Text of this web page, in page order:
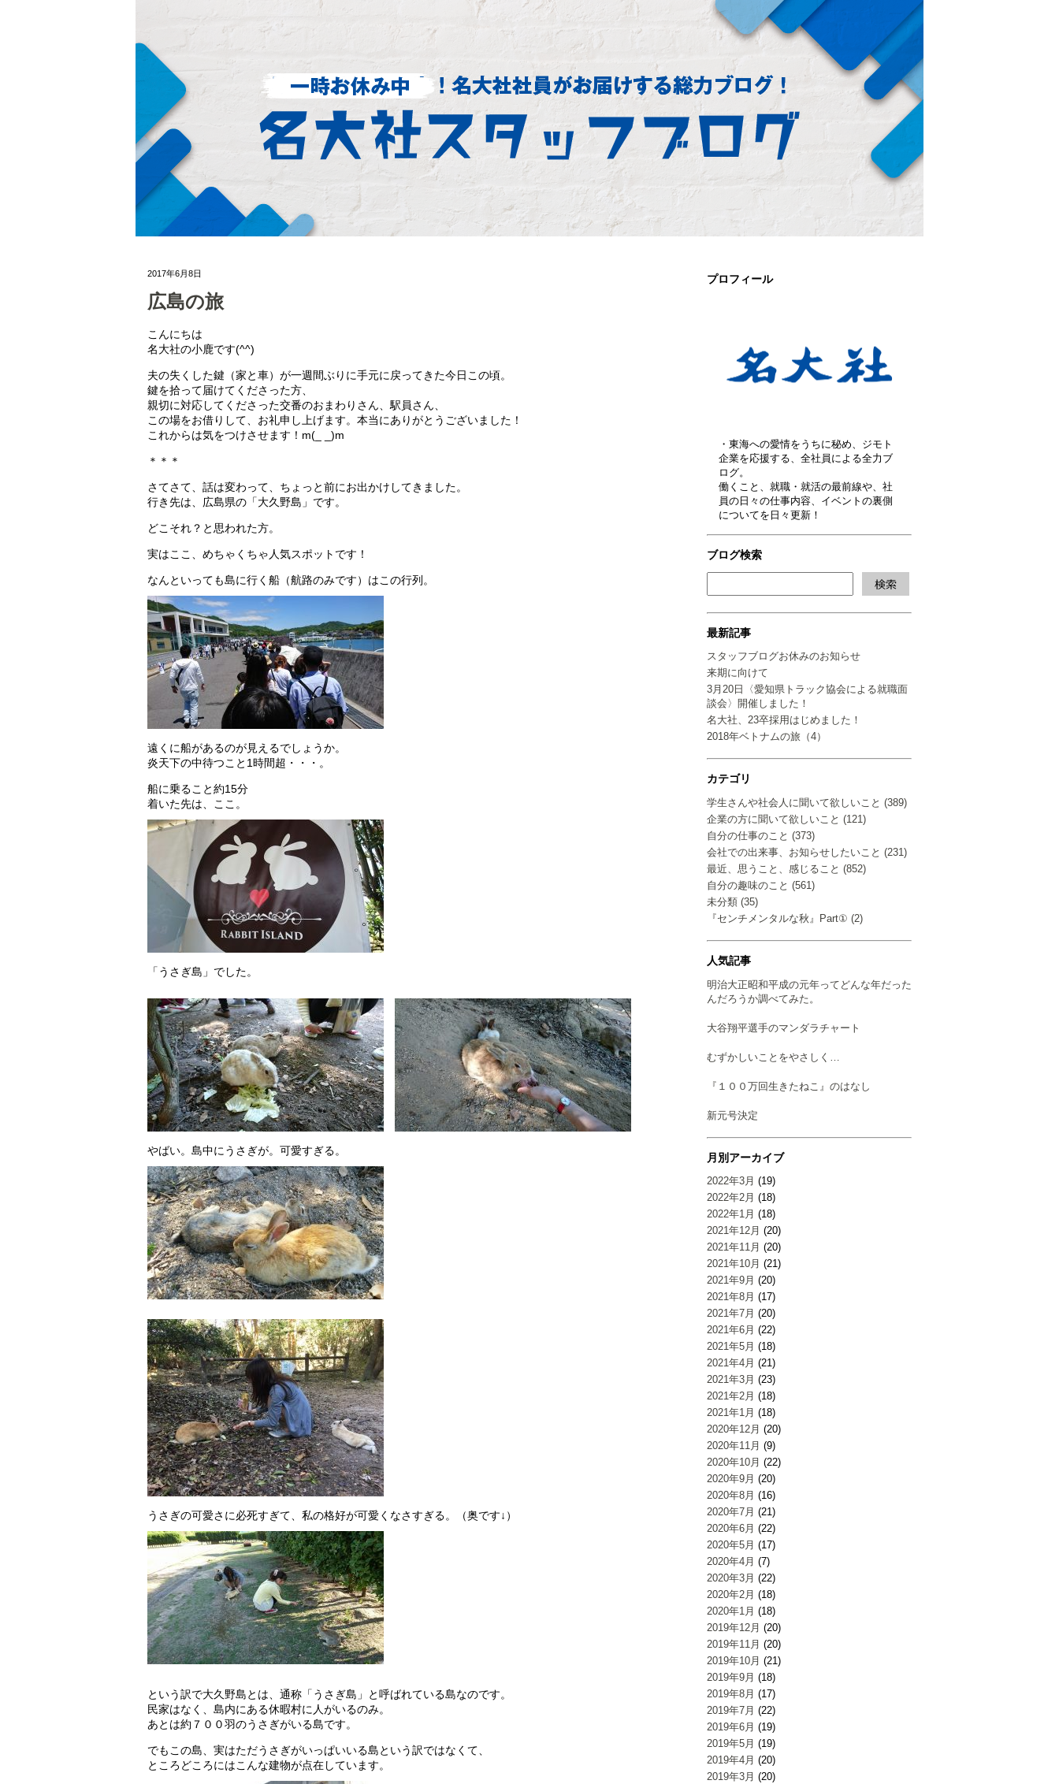
プロフィール
・東海への愛情をうちに秘め、ジモト
企業を応援する、全社員による全力ブ
ログ。
働くこと、就職・就活の最前線や、社
員の日々の仕事内容、イベントの裏側
についてを日々更新！
ブログ検索
最新記事
スタッフブログお休みのお知らせ
来期に向けて
3月20日〈愛知県トラック協会による就職面
談会〉開催しました！
名大社、23卒採用はじめました！
2018年ベトナムの旅（4）
カテゴリ
学生さんや社会人に聞いて欲しいこと (389)
企業の方に聞いて欲しいこと (121)
自分の仕事のこと (373)
会社での出来事、お知らせしたいこと (231)
最近、思うこと、感じること (852)
自分の趣味のこと (561)
未分類 (35)
『センチメンタルな秋』Part① (2)
人気記事
明治大正昭和平成の元年ってどんな年だった
んだろうか調べてみた。
大谷翔平選手のマンダラチャート
むずかしいことをやさしく…
『１００万回生きたねこ』のはなし
新元号決定
月別アーカイブ
2022年3月 (19)
2022年2月 (18)
2022年1月 (18)
2021年12月 (20)
2021年11月 (20)
2021年10月 (21)
2021年9月 (20)
2021年8月 (17)
2021年7月 (20)
2021年6月 (22)
2021年5月 (18)
2021年4月 (21)
2021年3月 (23)
2021年2月 (18)
2021年1月 (18)
2020年12月 (20)
2020年11月 (9)
2020年10月 (22)
2020年9月 (20)
2020年8月 (16)
2020年7月 (21)
2020年6月 (22)
2020年5月 (17)
2020年4月 (7)
2020年3月 (22)
2020年2月 (18)
2020年1月 (18)
2019年12月 (20)
2019年11月 (20)
2019年10月 (21)
2019年9月 (18)
2019年8月 (17)
2019年7月 (22)
2019年6月 (19)
2019年5月 (19)
2019年4月 (20)
2019年3月 (20)
2017年6月8日
広島の旅
こんにちは
名大社の小鹿です(^^)
夫の失くした鍵（家と車）が一週間ぶりに手元に戻ってきた今日この頃。
鍵を拾って届けてくださった方、
親切に対応してくださった交番のおまわりさん、駅員さん、
この場をお借りして、お礼申し上げます。本当にありがとうございました！
これからは気をつけさせます！m(_ _)m
＊＊＊
さてさて、話は変わって、ちょっと前にお出かけしてきました。
行き先は、広島県の「大久野島」です。
どこそれ？と思われた方。
実はここ、めちゃくちゃ人気スポットです！
なんといっても島に行く船（航路のみです）はこの行列。
遠くに船があるのが見えるでしょうか。
炎天下の中待つこと1時間超・・・。
船に乗ること約15分
着いた先は、ここ。
「うさぎ島」でした。
やばい。島中にうさぎが。可愛すぎる。
うさぎの可愛さに必死すぎて、私の格好が可愛くなさすぎる。（奥です↓）
という訳で大久野島とは、通称「うさぎ島」と呼ばれている島なのです。
民家はなく、島内にある休暇村に人がいるのみ。
あとは約７００羽のうさぎがいる島です。
でもこの島、実はただうさぎがいっぱいいる島という訳ではなくて、
ところどころにはこんな建物が点在しています。